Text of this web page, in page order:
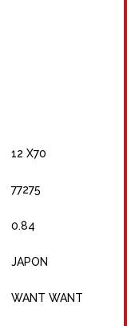
12 X70
77275
0.84
JAPON
WANT WANT